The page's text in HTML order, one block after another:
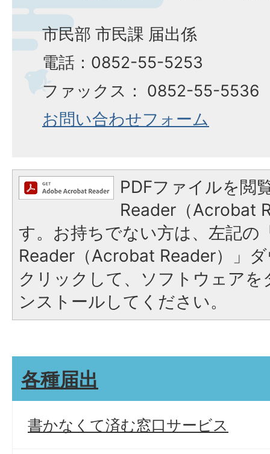
市民部 市民課 届出係
電話：0852-55-5253
ファックス： 0852-55-5536
お問い合わせフォーム
PDFファイルを閲
Reader（Acrobat
す。お持ちでない方は、左記の
Reader（Acrobat Reader）」
クリックして、ソフトウェア
ンストールしてください。
各種届出
書かなくて済む窓口サービス